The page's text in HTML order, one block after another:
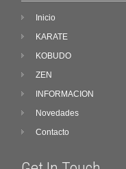
Inicio
KARATE
KOBUDO
ZEN
INFORMACION
Novedades
Contacto